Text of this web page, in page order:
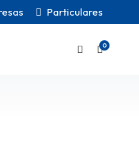
Particulares
0